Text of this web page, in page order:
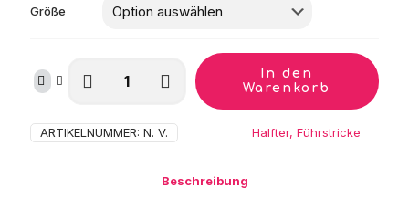
Größe
In den
Warenkorb
ARTIKELNUMMER: N. V. Halfter, Führstricke
Beschreibung